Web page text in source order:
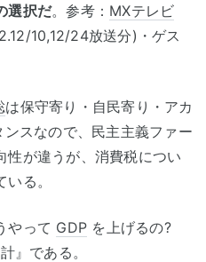
選択だ。参考： MXテレビ
10,12/24放送分)・ゲス
は保守寄り・自民寄り・アカ
スなので、民主主義ファー
性が違うが、消費税につい
る。
やって GDP を上げるの?
』である。